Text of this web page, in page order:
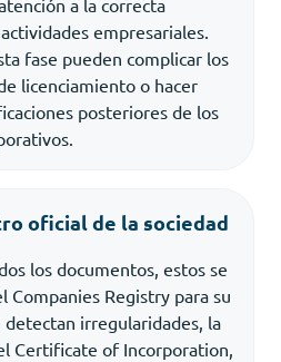
empresariales.
fase pueden complicar los
licenciamiento o hacer
posteriores de los
oficial de la sociedad
los documentos, estos se
Companies Registry para su
detectan irregularidades, la
Certificate of Incorporation,